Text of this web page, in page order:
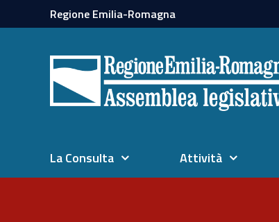
Regione Emilia-Romagna
La Consulta Attività